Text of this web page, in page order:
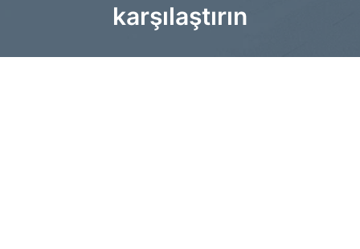
karşılaştırın